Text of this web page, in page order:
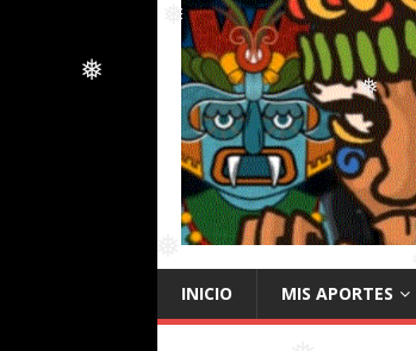
❅
❅
❅
INICIO MIS APORTES